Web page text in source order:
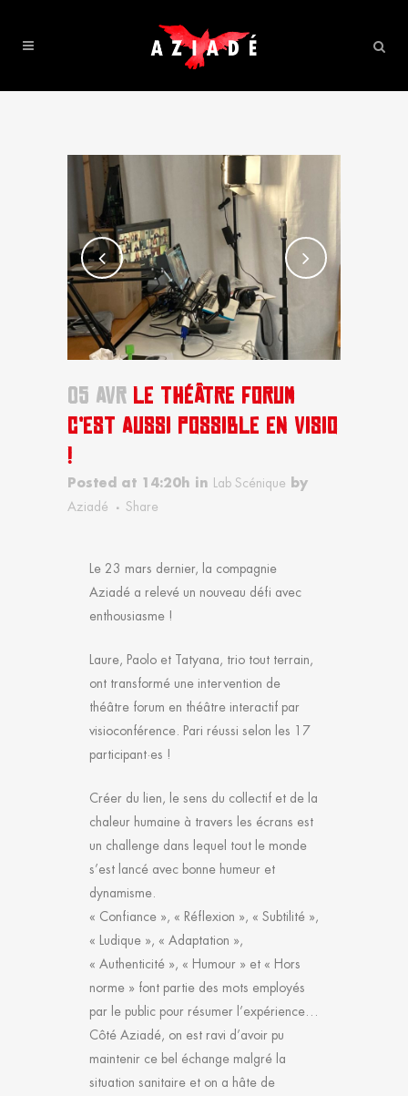
05 AVR LE THÉÂTRE FORUM
C’EST AUSSI POSSIBLE EN VISIO
!
Posted at 14:20h in Lab Scénique
by
Aziadé
Share
Le 23 mars dernier, la compagnie
Aziadé a relevé un nouveau défi avec
enthousiasme !
Laure, Paolo et Tatyana, trio tout terrain,
ont transformé une intervention de
théâtre forum en théâtre interactif par
visioconférence. Pari réussi selon les 17
participant·es !
Créer du lien, le sens du collectif et de la
chaleur humaine à travers les écrans est
un challenge dans lequel tout le monde
s’est lancé avec bonne humeur et
dynamisme.
« Confiance », « Réflexion », « Subtilité »,
« Ludique », « Adaptation »,
« Authenticité », « Humour » et « Hors
norme » font partie des mots employés
par le public pour résumer l’expérience…
Côté Aziadé, on est ravi d’avoir pu
maintenir ce bel échange malgré la
situation sanitaire et on a hâte de